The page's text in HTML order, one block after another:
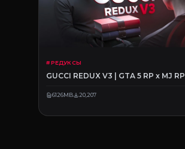
# РЕДУКСЫ
GUCCI REDUX V3 | GTA 5 RP x MJ RP
6126MB 20,207